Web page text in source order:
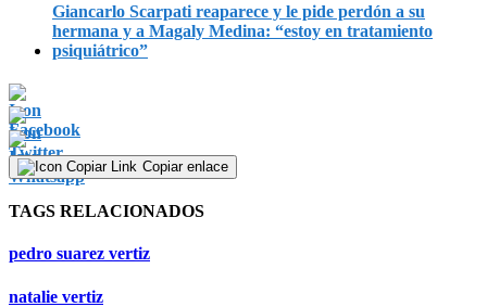
Giancarlo Scarpati reaparece y le pide perdón a su
hermana y a Magaly Medina: “estoy en tratamiento
psiquiátrico”
Copiar enlace
TAGS RELACIONADOS
pedro suarez vertiz
natalie vertiz